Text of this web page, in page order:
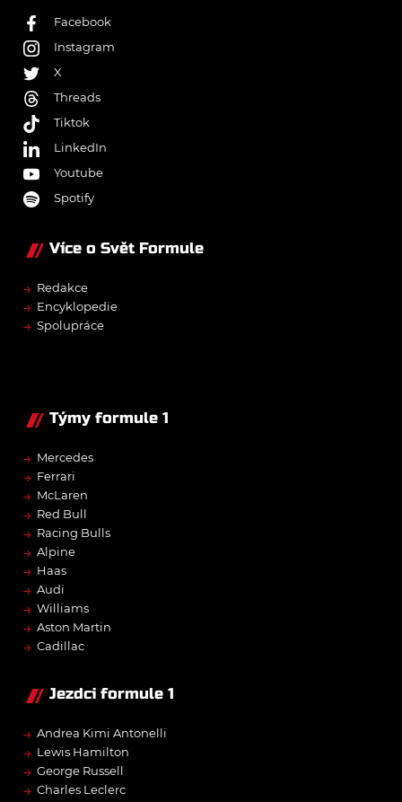
Facebook
Instagram
X
Threads
Tiktok
LinkedIn
Youtube
Spotify
Více o Svět Formule
→ Redakce
→ Encyklopedie
→ Spolupráce
Týmy formule 1
→ Mercedes
→ Ferrari
→ McLaren
→ Red Bull
→ Racing Bulls
→ Alpine
→ Haas
→ Audi
→ Williams
→ Aston Martin
→ Cadillac
Jezdci formule 1
→ Andrea Kimi Antonelli
→ Lewis Hamilton
→ George Russell
→ Charles Leclerc